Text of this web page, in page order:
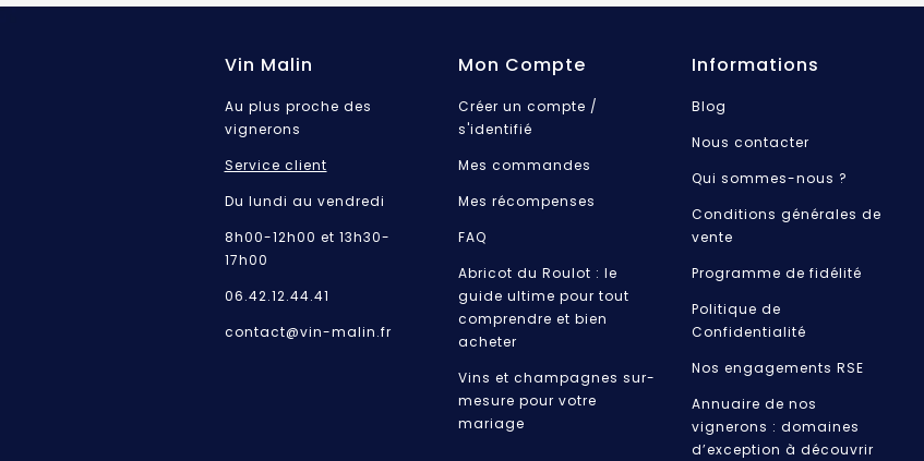
Vin Malin
Au plus proche des
vignerons
Service client
Du lundi au vendredi
8h00-12h00 et 13h30-
17h00
06.42.12.44.41
contact@vin-malin.fr
Mon Compte
Créer un compte /
s'identifié
Mes commandes
Mes récompenses
FAQ
Abricot du Roulot : le
guide ultime pour tout
comprendre et bien
acheter
Vins et champagnes sur-
mesure pour votre
mariage
Informations
Blog
Nous contacter
Qui sommes-nous ?
Conditions générales de
vente
Programme de fidélité
Politique de
Confidentialité
Nos engagements RSE
Annuaire de nos
vignerons : domaines
d’exception à découvrir